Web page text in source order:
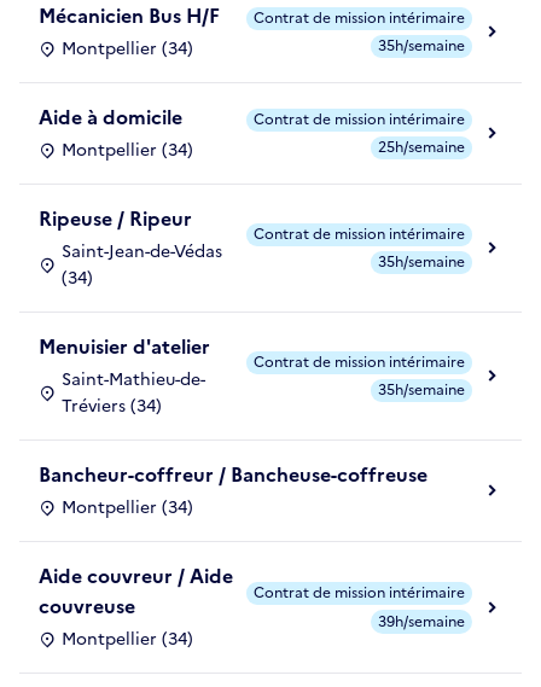
Mécanicien Bus H/F
Montpellier (34)
Contrat de mission intérimaire
35h/semaine
Aide à domicile
Montpellier (34)
Contrat de mission intérimaire
25h/semaine
Ripeuse / Ripeur
Saint-Jean-de-Védas
(34)
Contrat de mission intérimaire
35h/semaine
Menuisier d'atelier
Saint-Mathieu-de-
Tréviers (34)
Contrat de mission intérimaire
35h/semaine
Bancheur-coffreur / Bancheuse-coffreuse
Montpellier (34)
Aide couvreur / Aide
couvreuse
Montpellier (34)
Contrat de mission intérimaire
39h/semaine